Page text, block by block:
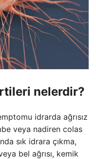
nelerdir?
idrarda ağrısız
veya nadiren colas
sık idrara çıkma,
bel ağrısı, kemik